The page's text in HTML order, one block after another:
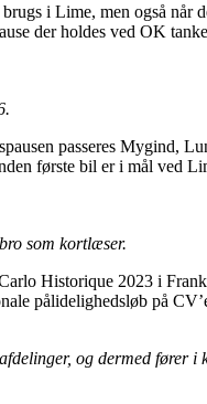
i Lime, men også når
der holdes ved OK
passeres Mygind,
første bil er i mål ved
som kortlæser.
Historique 2023 i
pålidelighedsløb på
og dermed fører i